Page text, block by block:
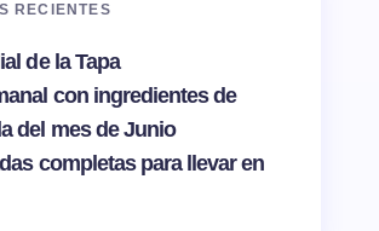
RECIENTES
de la Tapa
con ingredientes de
del mes de Junio
completas para llevar en